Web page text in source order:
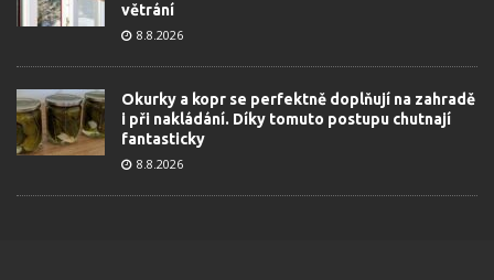
větrání
8.8.2026
Okurky a kopr se perfektně doplňují na zahradě
i při nakládání. Díky tomuto postupu chutnají
fantasticky
8.8.2026